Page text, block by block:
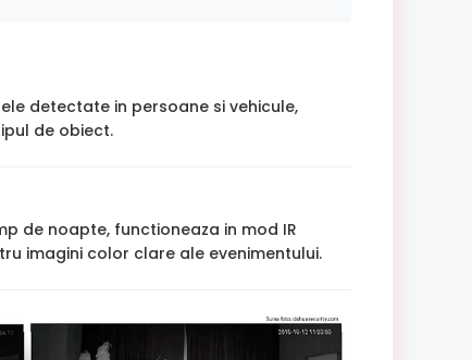
detectate in persoane si vehicule,
de obiect.
de noapte, functioneaza in mod IR
imagini color clare ale evenimentului.